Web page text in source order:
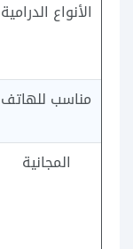
الأنواع الدرامية
مناسب للهاتف
المجانية